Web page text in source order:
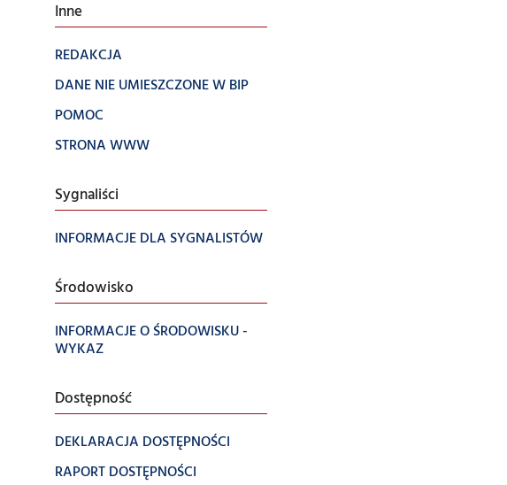
Inne
REDAKCJA
DANE NIE UMIESZCZONE W BIP
POMOC
STRONA WWW
Sygnaliści
INFORMACJE DLA SYGNALISTÓW
Środowisko
INFORMACJE O ŚRODOWISKU -
WYKAZ
Dostępność
DEKLARACJA DOSTĘPNOŚCI
RAPORT DOSTĘPNOŚCI